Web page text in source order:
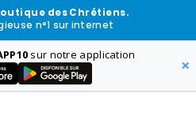
des Chrétiens.
n°1 sur internet
sur notre application
×